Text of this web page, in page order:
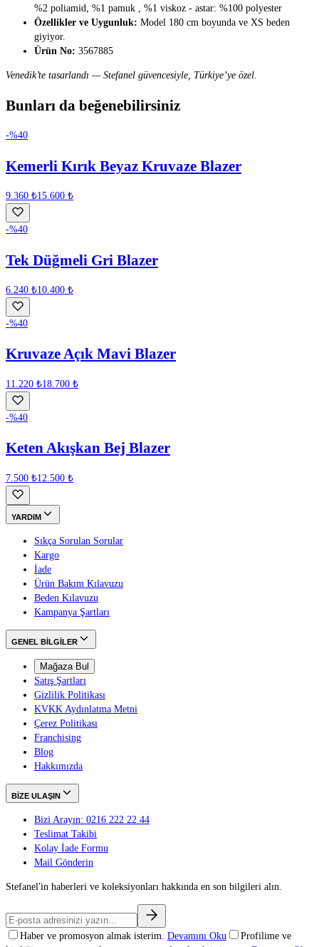
%2 poliamid, %1 pamuk , %1 viskoz - astar: %100 polyester
Özellikler ve Uygunluk: Model 180 cm boyunda ve XS beden
giyiyor.
Ürün No: 3567885
Venedik’te tasarlandı — Stefanel güvencesiyle, Türkiye’ye özel.
Bunları da beğenebilirsiniz
-%40
Kemerli Kırık Beyaz Kruvaze Blazer
9.360 ₺15.600 ₺
-%40
Tek Düğmeli Gri Blazer
6.240 ₺10.400 ₺
-%40
Kruvaze Açık Mavi Blazer
11.220 ₺18.700 ₺
-%40
Keten Akışkan Bej Blazer
7.500 ₺12.500 ₺
YARDIM
Sıkça Sorulan Sorular
Kargo
İade
Ürün Bakım Kılavuzu
Beden Kılavuzu
Kampanya Şartları
GENEL BİLGİLER
Mağaza Bul
Satış Şartları
Gizlilik Politikası
KVKK Aydınlatma Metni
Çerez Politikası
Franchising
Blog
Hakkımızda
BİZE ULAŞIN
Bizi Arayın: 0216 222 22 44
Teslimat Takibi
Kolay İade Formu
Mail Gönderin
Stefanel'in haberleri ve koleksiyonları hakkında en son bilgileri alın.
Haber ve promosyon almak isterim. Devamını Oku
Profilime ve